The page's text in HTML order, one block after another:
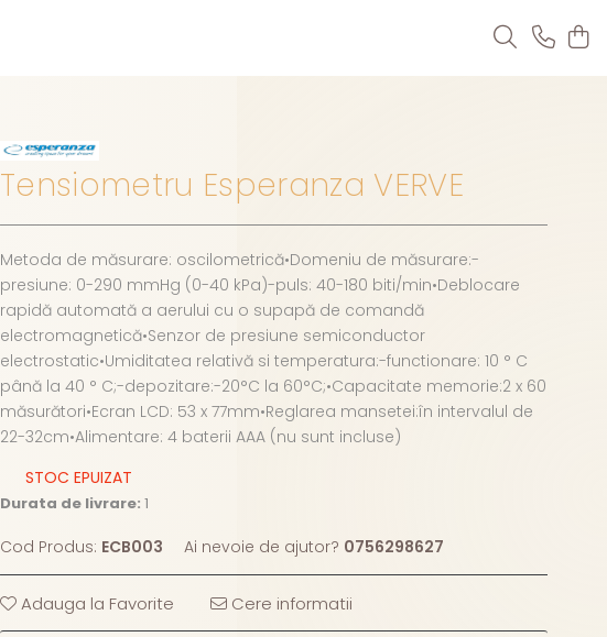
Tensiometru Esperanza VERVE
Metoda de măsurare: oscilometrică•Domeniu de măsurare:-
presiune: 0-290 mmHg (0-40 kPa)-puls: 40-180 biti/min•Deblocare
rapidă automată a aerului cu o supapă de comandă
electromagnetică•Senzor de presiune semiconductor
electrostatic•Umiditatea relativă si temperatura:-functionare: 10 ° C
până la 40 ° C;-depozitare:-20°C la 60°C;•Capacitate memorie:2 x 60
măsurători•Ecran LCD: 53 x 77mm•Reglarea mansetei:în intervalul de
22-32cm•Alimentare: 4 baterii AAA (nu sunt incluse)
STOC EPUIZAT
Durata de livrare: 1
Cod Produs: ECB003 Ai nevoie de ajutor? 0756298627
Adauga la Favorite Cere informatii